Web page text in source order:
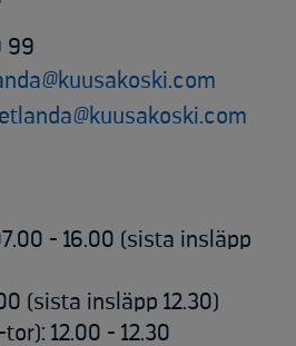
99
- 16.00 (sista insläpp
(sista insläpp 12.30)
12.00 - 12.30